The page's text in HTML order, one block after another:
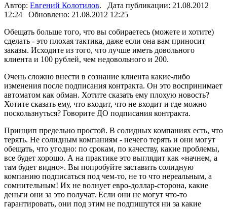
Автор: Евгений Колотилов. Дата публикации: 21.08.2012
12:24 Обновлено: 21.08.2012 12:25
Обещать больше того, что вы собираетесь (можете и хотите)
сделать - это плохая тактика, даже если она вам приносит
заказы. Исходите из того, что лучше иметь довольного
клиента и 100 рублей, чем недовольного и 200.
Очень сложно внести в сознание клиента какие-либо
изменения после подписания контракта. Он это воспринимает
автоматом как обман. Хотите сказать ему плохую новость?
Хотите сказать ему, что входит, что не входит и где можно
поскользнуться? Говорите ДО подписания контракта.
Принцип предельно простой. В солидных компаниях есть, что
терять. Не солидным компаниям - нечего терять и они могут
обещать, что угодно: по срокам, по качеству, какие проблемы,
все будет хорошо. А на практике это выглядит как «начнем, а
там будет видно». Вы попробуйте заставить солидную
компанию подписаться под чем-то, не то что нереальным, а
сомнительным! Их не волнует евро-доллар-сторона, какие
деньги они за это получат. Если они не могут что-то
гарантировать, они под этим не подпишутся ни за какие